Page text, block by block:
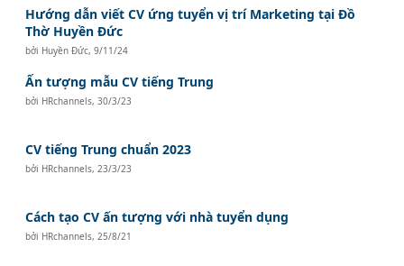
Hướng dẫn viết CV ứng tuyển vị trí Marketing tại Đồ
Thờ Huyền Đức
bởi Huyền Đức,9/11/24
Ấn tượng mẫu CV tiếng Trung
bởi HRchannels,30/3/23
CV tiếng Trung chuẩn 2023
bởi HRchannels,23/3/23
Cách tạo CV ấn tượng với nhà tuyển dụng
bởi HRchannels,25/8/21